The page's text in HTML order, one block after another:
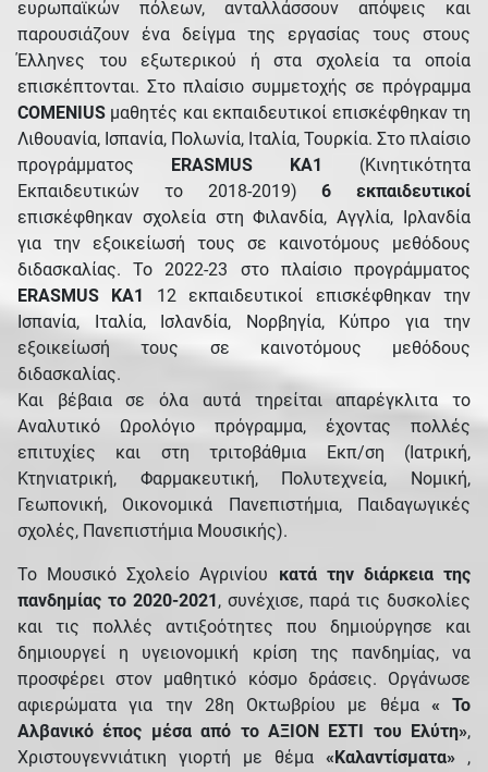
ευρωπαϊκών πόλεων, ανταλλάσσουν απόψεις και
παρουσιάζουν ένα δείγμα της εργασίας τους στους
Έλληνες του εξωτερικού ή στα σχολεία τα οποία
επισκέπτονται. Στο πλαίσιο συμμετοχής σε πρόγραμμα
COMENIUS μαθητές και εκπαιδευτικοί επισκέφθηκαν τη
Λιθουανία, Ισπανία, Πολωνία, Ιταλία, Τουρκία. Στο πλαίσιο
προγράμματος ERASMUS ΚΑ1
(Κινητικότητα
Εκπαιδευτικών το 2018-2019)6 εκπαιδευτικοί
επισκέφθηκαν σχολεία στη Φιλανδία, Αγγλία, Ιρλανδία
για την εξοικείωσή τους σε καινοτόμους μεθόδους
διδασκαλίας. Το 2022-23 στο πλαίσιο προγράμματος
ERASMUS ΚΑ1
12 εκπαιδευτικοί επισκέφθηκαν την
Ισπανία, Ιταλία, Ισλανδία, Νορβηγία, Κύπρο για την
εξοικείωσή τους σε καινοτόμους μεθόδους
διδασκαλίας.
Και βέβαια σε όλα αυτά τηρείται απαρέγκλιτα το
Αναλυτικό Ωρολόγιο πρόγραμμα, έχοντας πολλές
επιτυχίες και στη τριτοβάθμια Εκπ/ση (Ιατρική,
Κτηνιατρική, Φαρμακευτική, Πολυτεχνεία, Νομική,
Γεωπονική, Οικονομικά Πανεπιστήμια, Παιδαγωγικές
σχολές, Πανεπιστήμια Μουσικής).
Το Μουσικό Σχολείο Αγρινίου κατά την διάρκεια της
πανδημίας το 2020-2021, συνέχισε, παρά τις δυσκολίες
και τις πολλές αντιξοότητες που δημιούργησε και
δημιουργεί η υγειονομική κρίση της πανδημίας, να
προσφέρει στον μαθητικό κόσμο δράσεις. Οργάνωσε
αφιερώματα για την 28η Οκτωβρίου με θέμα « Το
Αλβανικό έπος μέσα από το ΑΞΙΟΝ ΕΣΤΙ του Ελύτη»,
Χριστουγεννιάτικη γιορτή με θέμα «Καλαντίσματα» ,